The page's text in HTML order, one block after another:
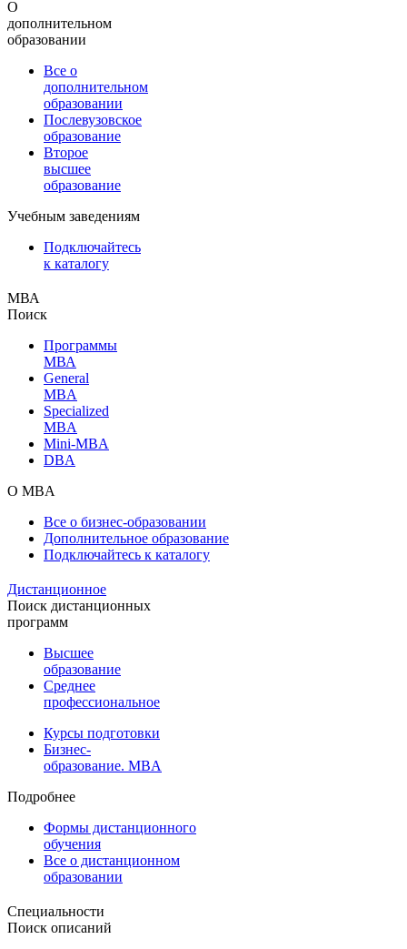
О
дополнительном
образовании
Все о
дополнительном
образовании
Послевузовское
образование
Второе
высшее
образование
Учебным заведениям
Подключайтесь
к каталогу
МВА
Поиск
Программы
МВА
General
MBA
Specialized
MBA
Mini-MBA
DBA
О MBA
Все о бизнес-образовании
Дополнительное образование
Подключайтесь к каталогу
Дистанционное
Поиск дистанционных
программ
Высшее
образование
Среднее
профессиональное
Курсы подготовки
Бизнес-
образование. MBA
Подробнее
Формы дистанционного
обучения
Все о дистанционном
образовании
Специальности
Поиск описаний